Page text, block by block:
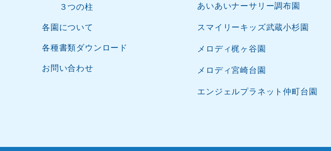
３つの柱
各園について
各種書類ダウンロード
お問い合わせ
あいあいナーサリー調布園
スマイリーキッズ武蔵小杉園
メロディ梶ヶ谷園
メロディ宮崎台園
エンジェルプラネット仲町台園